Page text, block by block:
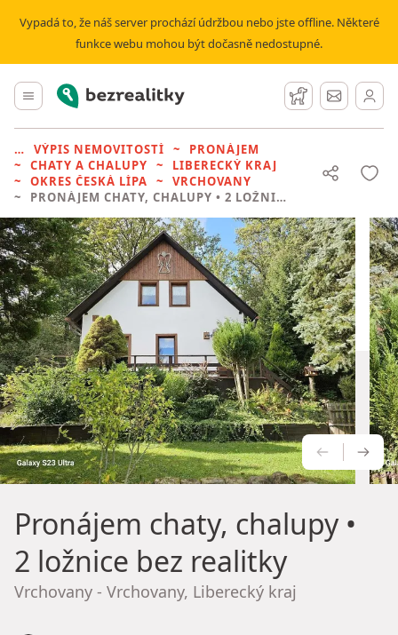
Vypadá to, že náš server prochází údržbou nebo jste offline. Některé
funkce webu mohou být dočasně nedostupné.
Hlavní menu
Bezrealitky Hlídací pes
Zprávy
VÝPIS NEMOVITOSTÍ
PRONÁJEM
CHATY A CHALUPY
LIBERECKÝ KRAJ
OKRES ČESKÁ LÍPA
VRCHOVANY
PRONÁJEM CHATY, CHALUPY • 2 LOŽNICE BEZ REALITKY
Pronájem chaty, chalupy•
2 ložnice bez realitky
Vrchovany - Vrchovany, Liberecký kraj